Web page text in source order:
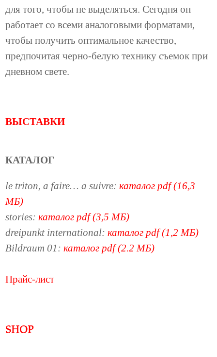
для того, чтобы не выделяться. Сегодня он
работает со всеми аналоговыми форматами,
чтобы получить оптимальное качество,
предпочитая черно-белую технику съемок при
дневном свете.
ВЫСТАВКИ
КАТАЛОГ
le triton, a faire… a suivre: каталог pdf (16,3
МБ)
stories: каталог pdf (3,5 МБ)
dreipunkt international: каталог pdf (1,2 МБ)
Bildraum 01: каталог pdf (2.2 МБ)
Прайс-лист
SHOP